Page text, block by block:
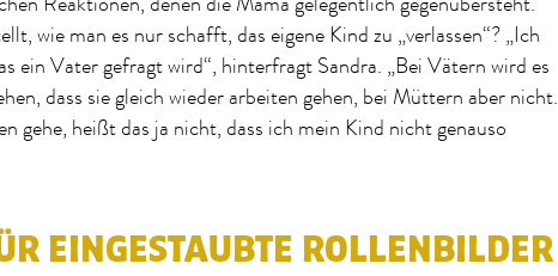
wie man es nur schafft, das eigene Kind zu „verlassen“? „Ich
ein Vater gefragt wird“, hinterfragt Sandra. „Bei Vätern wird es
dass sie gleich wieder arbeiten gehen, bei Müttern aber nicht.
gehe, heißt das ja nicht, dass ich mein Kind nicht genauso
EINGESTAUBTE ROLLENBILDER